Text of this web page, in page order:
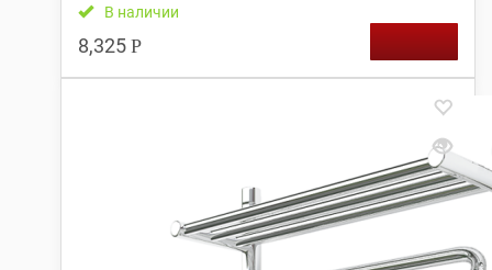
В наличии
8,325 Р